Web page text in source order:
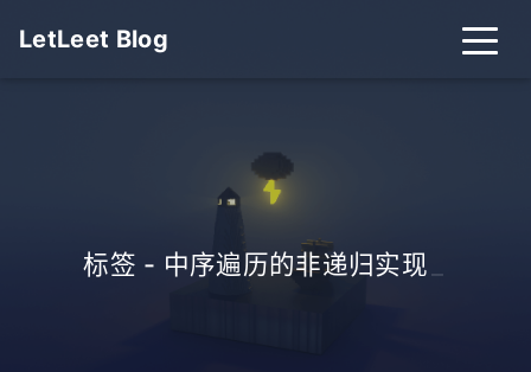
LetLeet Blog
标签 - 中序遍历的非递归实现